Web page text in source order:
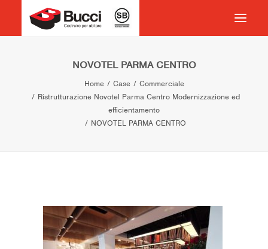
COSTRUIRE PER ABITARE
COSA FACCIAMO
CONTATTI
VOCABOLARIO
NOVOTEL PARMA CENTRO
Home Case
Commerciale
Ristrutturazione Novotel Parma Centro Modernizzazione ed
efficientamento
NOVOTEL PARMA CENTRO